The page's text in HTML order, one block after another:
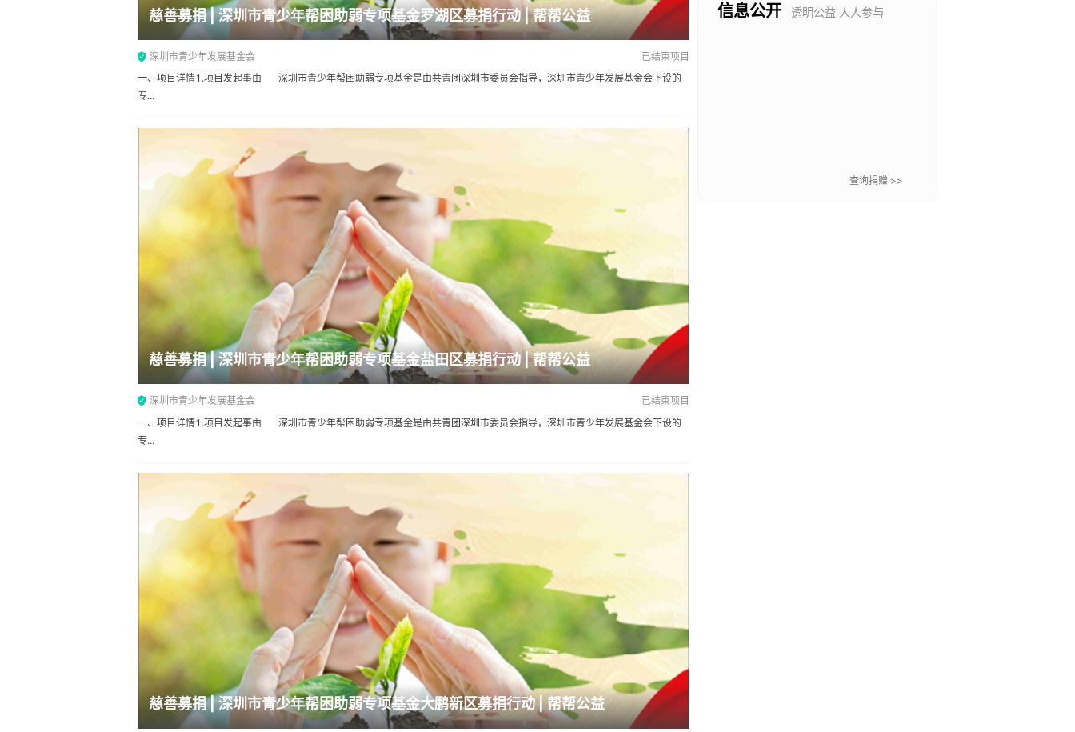
慈善募捐 | 深圳市青少年帮困助弱专项基金罗湖区募捐行动 | 帮帮公益
深圳市青少年发展基金会
已结束项目
一、项目详情1.项目发起事由 深圳市青少年帮困助弱专项基金是由共青团深圳市委员会指导，深圳市青少年发展基金会下设的
专...
慈善募捐 | 深圳市青少年帮困助弱专项基金盐田区募捐行动 | 帮帮公益
深圳市青少年发展基金会
已结束项目
一、项目详情1.项目发起事由 深圳市青少年帮困助弱专项基金是由共青团深圳市委员会指导，深圳市青少年发展基金会下设的
专...
慈善募捐 | 深圳市青少年帮困助弱专项基金大鹏新区募捐行动 | 帮帮公益
信息公开 透明公益 人人参与
查询捐赠 >>